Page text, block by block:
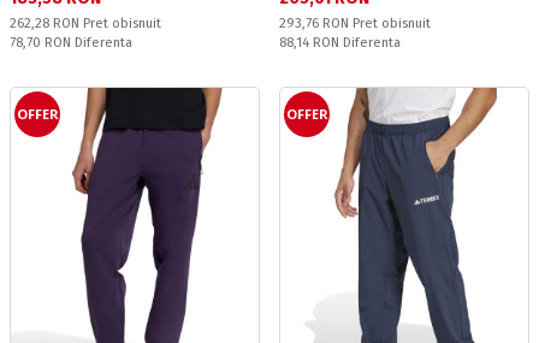
Pret obisnuit:
262,28 RON Pret obisnuit
Спестявате:
78,70 RON Diferenta
Pret obisnuit:
293,76 RON Pret obisnuit
Спестявате:
88,14 RON Diferenta
OFFER OFFER